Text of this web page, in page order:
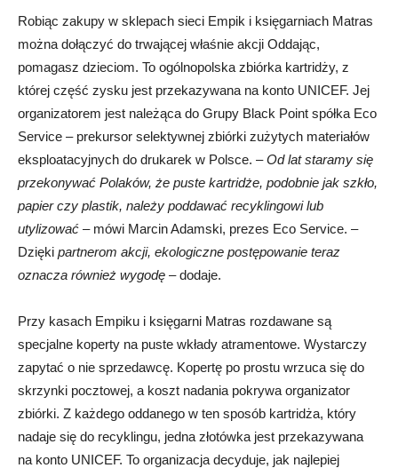
Robiąc zakupy w sklepach sieci Empik i księgarniach Matras
można dołączyć do trwającej właśnie akcji Oddając,
pomagasz dzieciom. To ogólnopolska zbiórka kartridży, z
której część zysku jest przekazywana na konto UNICEF. Jej
organizatorem jest należąca do Grupy Black Point spółka Eco
Service – prekursor selektywnej zbiórki zużytych materiałów
eksploatacyjnych do drukarek w Polsce. –Od lat staramy się
przekonywać Polaków, że puste kartridże, podobnie jak szkło,
papier czy plastik, należy poddawać recyklingowi lub
utylizować – mówi Marcin Adamski, prezes Eco Service. –
Dzięki partnerom akcji, ekologiczne postępowanie teraz
oznacza również wygodę – dodaje.
Przy kasach Empiku i księgarni Matras rozdawane są
specjalne koperty na puste wkłady atramentowe. Wystarczy
zapytać o nie sprzedawcę. Kopertę po prostu wrzuca się do
skrzynki pocztowej, a koszt nadania pokrywa organizator
zbiórki. Z każdego oddanego w ten sposób kartridża, który
nadaje się do recyklingu, jedna złotówka jest przekazywana
na konto UNICEF. To organizacja decyduje, jak najlepiej